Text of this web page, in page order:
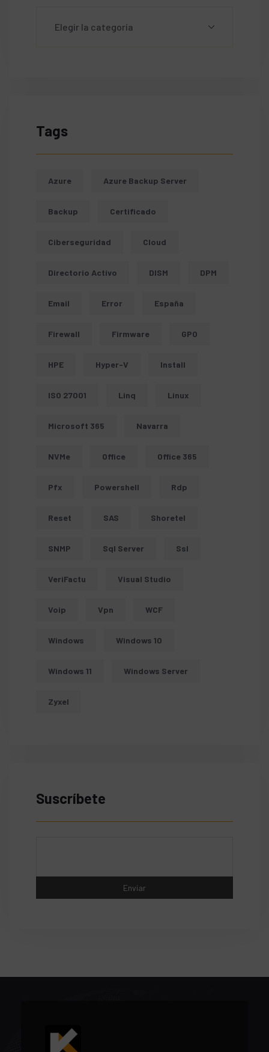
Tags
Azure Azure Backup Server
Backup Certificado
Ciberseguridad Cloud
Directorio Activo DISM DPM
Email Error España
Firewall Firmware GPO
HPE Hyper-V Install
ISO 27001 Linq Linux
Microsoft 365 Navarra
NVMe Office Office 365
Pfx Powershell Rdp
Reset SAS Shoretel
SNMP Sql Server Ssl
VeriFactu Visual Studio
Voip Vpn WCF
Windows Windows 10
Windows 11 Windows Server
Zyxel
Suscríbete